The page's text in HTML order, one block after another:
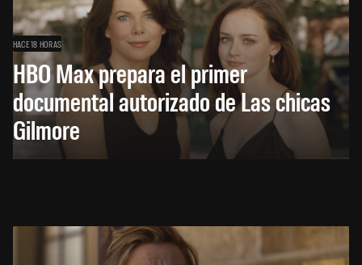
HACE 18 HORAS
HBO Max prepara el primer
documental autorizado de Las chicas
Gilmore